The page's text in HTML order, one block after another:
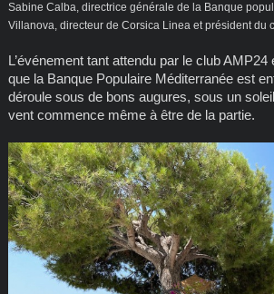
Sabine Calba, directrice générale de la Banque
Villanova, directeur de Corsica Linea et président du
L’événement tant attendu par le club
que la Banque Populaire Méditerranée est
déroule sous de bons augures, sous un
vent commence même à être de la partie.